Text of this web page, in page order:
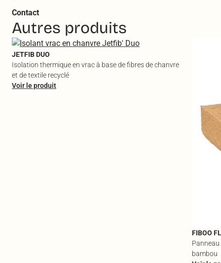
Contact
Autres produits
JETFIB DUO
Isolation thermique en vrac à base de fibres de chanvre
et de textile recyclé
Voir le produit
FIBOO
bambou